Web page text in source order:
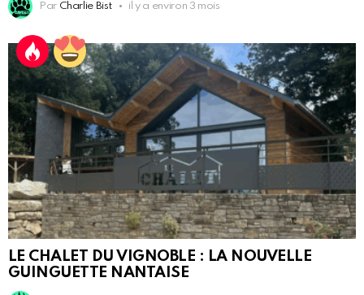
Par Charlie Bist il y a environ 3 mois
LE CHALET DU VIGNOBLE : LA NOUVELLE
GUINGUETTE NANTAISE